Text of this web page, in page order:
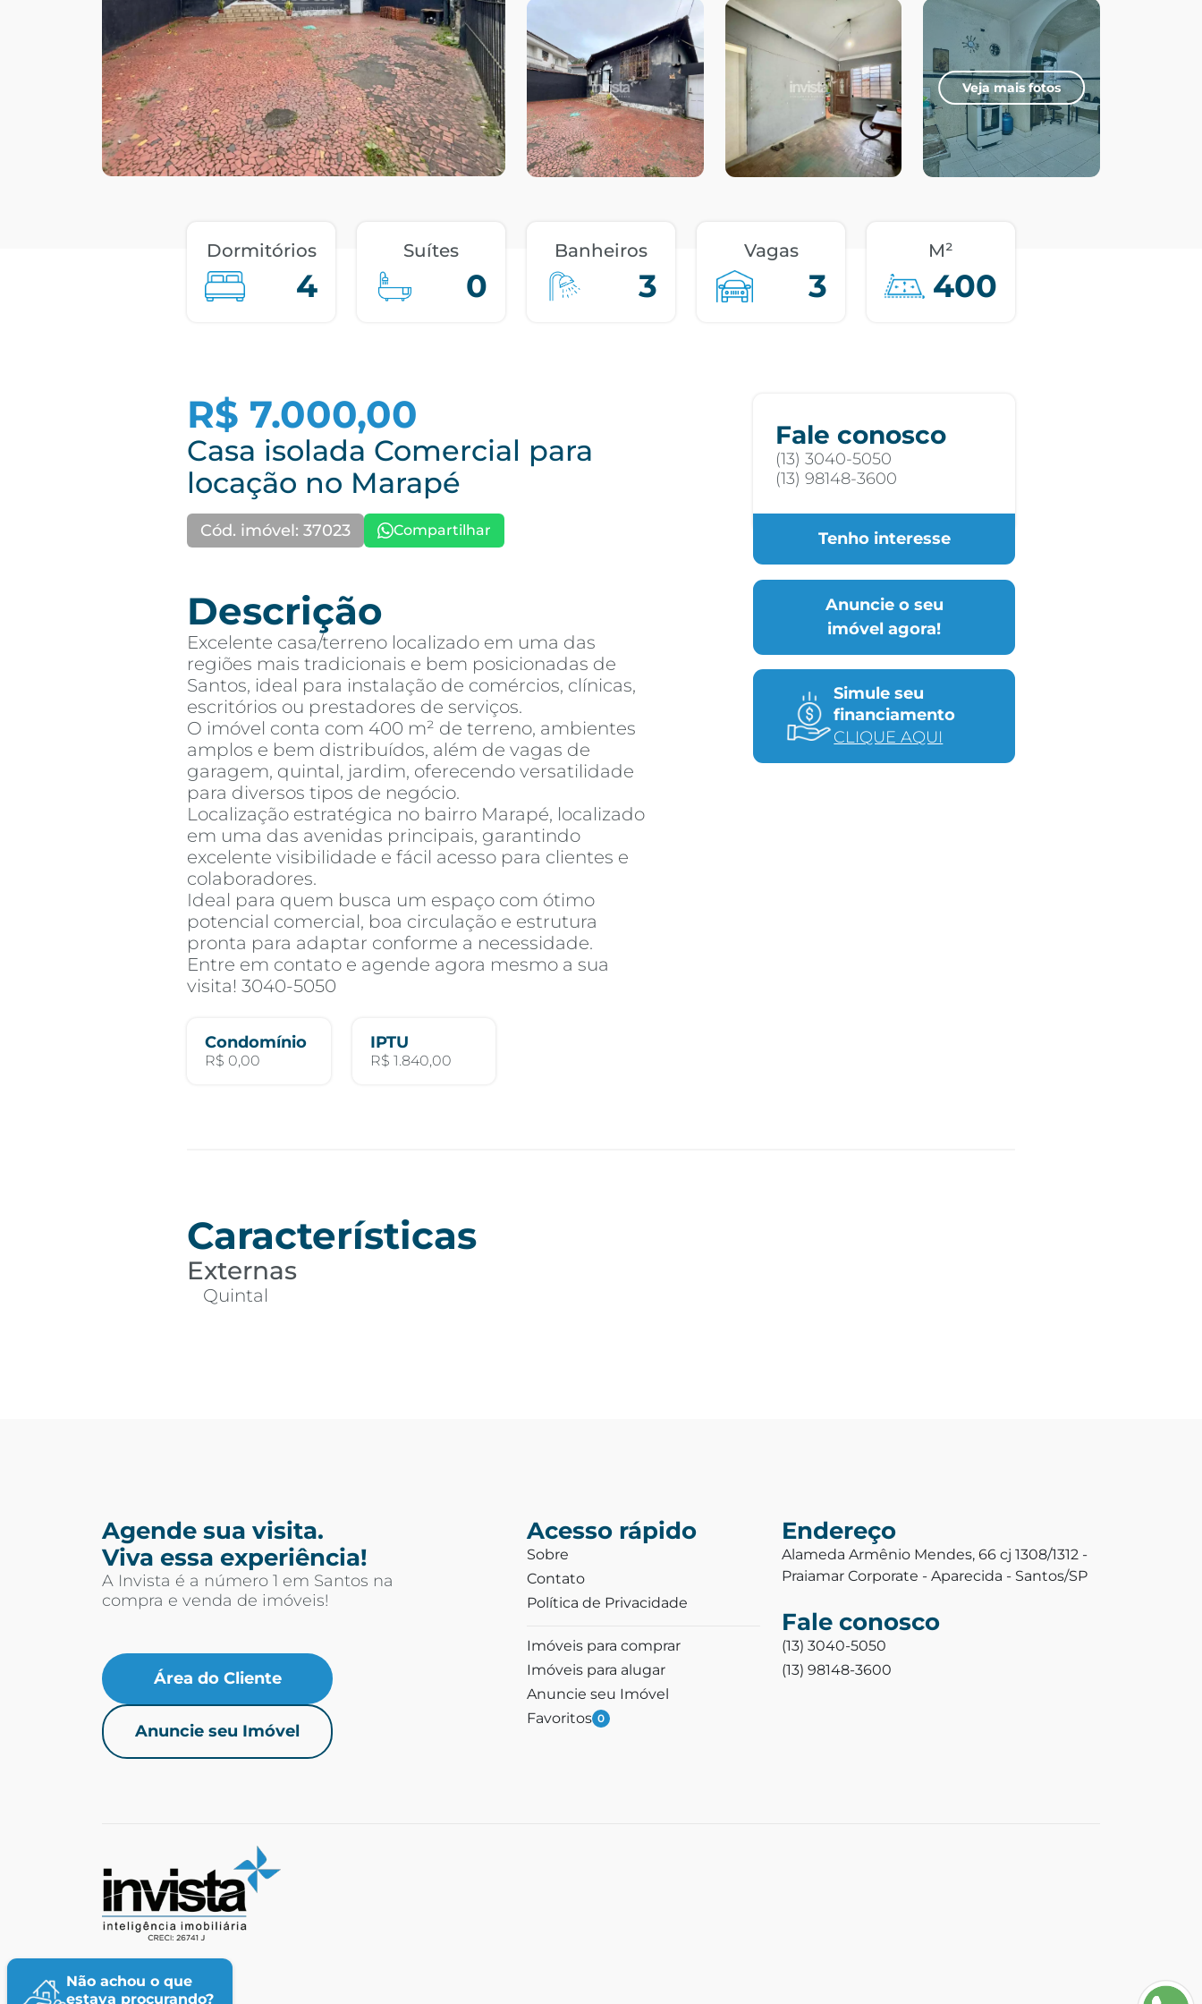
Veja mais fotos
Dormitórios
4
Suítes
0
Banheiros
3
Vagas
3
M²
400
R$ 7.000,00
Casa isolada Comercial para
locação no Marapé
Cód. imóvel: 37023 Compartilhar
Descrição
Excelente casa/terreno localizado em uma das
regiões mais tradicionais e bem posicionadas de
Santos, ideal para instalação de comércios, clínicas,
escritórios ou prestadores de serviços.
O imóvel conta com 400 m² de terreno, ambientes
amplos e bem distribuídos, além de vagas de
garagem, quintal, jardim, oferecendo versatilidade
para diversos tipos de negócio.
Localização estratégica no bairro Marapé, localizado
em uma das avenidas principais, garantindo
excelente visibilidade e fácil acesso para clientes e
colaboradores.
Ideal para quem busca um espaço com ótimo
potencial comercial, boa circulação e estrutura
pronta para adaptar conforme a necessidade.
Entre em contato e agende agora mesmo a sua
visita! 3040-5050
Condomínio
R$ 0,00
IPTU
R$ 1.840,00
Fale conosco
(13) 3040-5050
(13) 98148-3600
Tenho interesse
Anuncie o seu
imóvel agora!
Simule seu
financiamento
CLIQUE AQUI
Características
Externas
Quintal
Agende sua visita.
Viva essa experiência!
A Invista é a número 1 em Santos na
compra e venda de imóveis!
Área do Cliente
Anuncie seu Imóvel
Acesso rápido
Sobre
Contato
Política de Privacidade
Imóveis para comprar
Imóveis para alugar
Anuncie seu Imóvel
Favoritos 0
Endereço
Alameda Armênio Mendes, 66 cj 1308/1312 -
Praiamar Corporate - Aparecida - Santos/SP
Fale conosco
(13) 3040-5050
(13) 98148-3600
Não achou o que
estava procurando?